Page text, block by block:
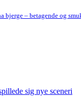
bjerge – betagende og
sig nye sceneri